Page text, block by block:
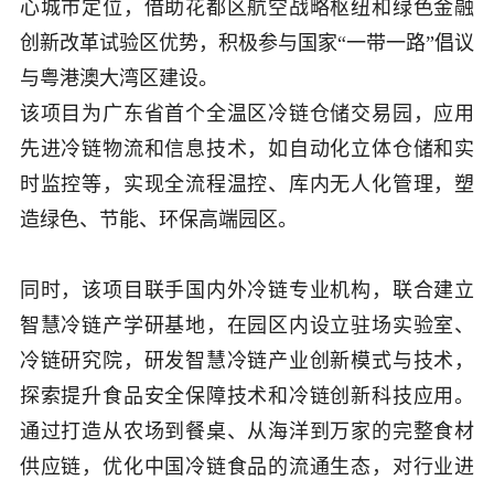
心城市定位，借助花都区航空战略枢纽和绿色金融
创新改革试验区优势，积极参与国家“一带一路”倡议
与粤港澳大湾区建设。
该项目为广东省首个全温区冷链仓储交易园，应用
先进冷链物流和信息技术，如自动化立体仓储和实
时监控等，实现全流程温控、库内无人化管理，塑
造绿色、节能、环保高端园区。
同时，该项目联手国内外冷链专业机构，联合建立
智慧冷链产学研基地，在园区内设立驻场实验室、
冷链研究院，研发智慧冷链产业创新模式与技术，
探索提升食品安全保障技术和冷链创新科技应用。
通过打造从农场到餐桌、从海洋到万家的完整食材
供应链，优化中国冷链食品的流通生态，对行业进